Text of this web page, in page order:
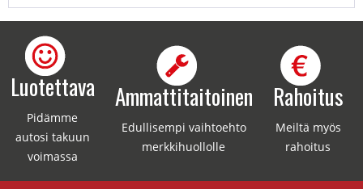
Luotettava
Pidämme
autosi takuun
voimassa
Ammattitaitoinen
Edullisempi vaihtoehto
merkkihuollolle
Rahoitus
Meiltä myös
rahoitus